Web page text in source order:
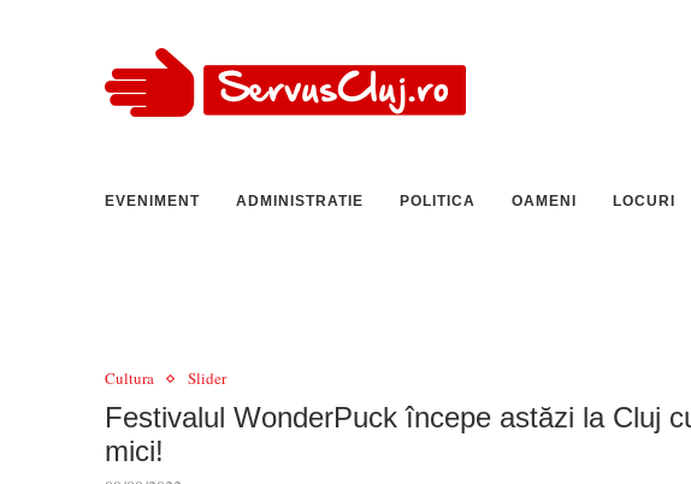
EVENIMENT ADMINISTRATIE POLITICA OAMENI LOCURI
Cultura Slider
Festivalul WonderPuck începe astăzi la Cluj
mici!